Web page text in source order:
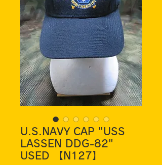
U.S.NAVY CAP "USS
LASSEN DDG-82"
USED 【N127】